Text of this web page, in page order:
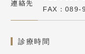
連絡先
FAX：089-
診療時間